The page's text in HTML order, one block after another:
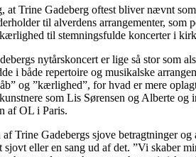
at Trine Gadeberg oftest bliver nævnt
til alverdens arrangementer,
til stemningsfulde koncerter i
nytårskoncert er lige så stor som
i både repertoire og musikalske
og ”kærlighed”, for hvad er mere
som Lis Sørensen og Alberte
af OL i Paris.
Trine Gadebergs sjove betragtninger
eller en sang ud af det. ”Vi skaber